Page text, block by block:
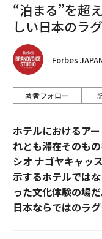
“泊まる”を超
しい日本のラ
Forbes
著者フォロー
ホテルにおけるア
れとも滞在そのも
シオ ナゴヤキャッ
示するホテルでは
った文化体験の場
日本ならではのラ